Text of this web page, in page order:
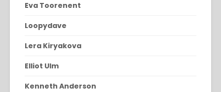
Eva Toorenent
Loopydave
Lera Kiryakova
Elliot Ulm
Kenneth Anderson